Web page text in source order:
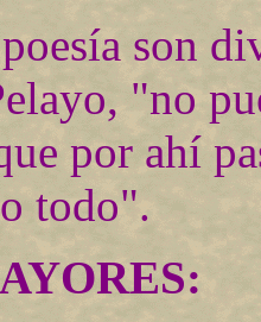
son
"no
por ahí
todo".